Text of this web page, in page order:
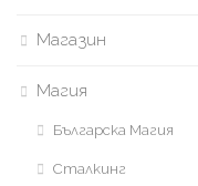
Магазин
Магия
Българска Магия
Сталкинг